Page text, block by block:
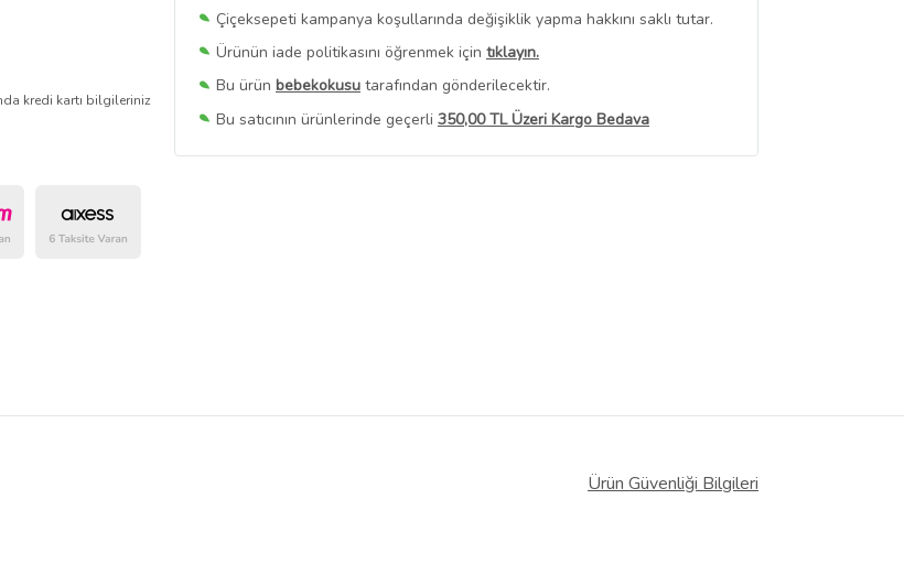
Çiçeksepeti kampanya koşullarında değişiklik yapma hakkını saklı tutar.
Ürünün iade politikasını öğrenmek için tıklayın.
Bu ürün bebekokusu tarafından gönderilecektir.
Bu satıcının ürünlerinde geçerli 350,00 TL Üzeri Kargo Bedava
Bu SatıcınınTüm Ürünlerini Görüntüle
kredi kartı bilgileriniz
Ürün Güvenliği Bilgileri